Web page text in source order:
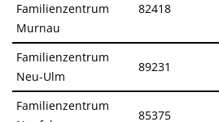
Familienzentrum
Murnau
82418
Familienzentrum
Neu-Ulm
89231
Familienzentrum
85375